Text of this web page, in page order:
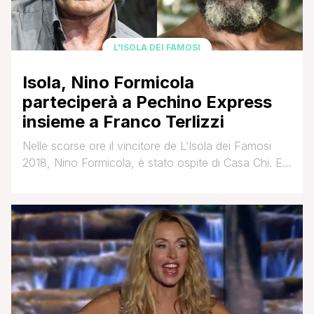
L'ISOLA DEI FAMOSI
Isola, Nino Formicola
parteciperà a Pechino Express
insieme a Franco Terlizzi
Nelle scorse ore il vincitore de L’Isola dei Famosi
2018, Nino Formicola, è stato ospite di Casa Chi. E
gli permisero di trionfare due anni fa nel reality di
Canale 5 e conquistare la simpatia [']